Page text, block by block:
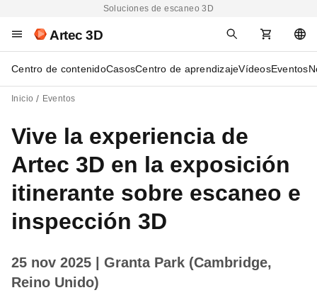
Soluciones de escaneo 3D
Artec 3D
Centro de contenidoCasosCentro de aprendizajeVídeosEventos
Inicio Eventos
Vive la experiencia de
Artec 3D en la exposición
itinerante sobre escaneo e
inspección 3D
25 nov 2025
| Granta Park (Cambridge,
Reino Unido)